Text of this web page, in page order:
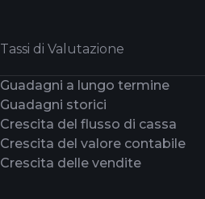
Tassi di Valutazione
Guadagni a lungo termine
Guadagni storici
Crescita del flusso di cassa
Crescita del valore contabile
Crescita delle vendite